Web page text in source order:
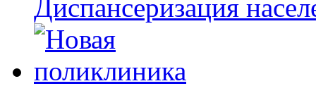
Диспансеризация